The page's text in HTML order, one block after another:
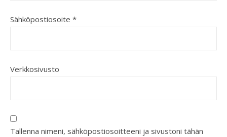
Sähköpostiosoite *
Verkkosivusto
Tallenna nimeni, sähköpostiosoitteeni ja sivustoni tähän